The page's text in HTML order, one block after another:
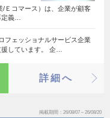
Ｅコマース）は、企業が顧客
義…
フェッショナルサービス企業
しています。 企…
詳細へ
掲載期間 26/08/07～26/08/20